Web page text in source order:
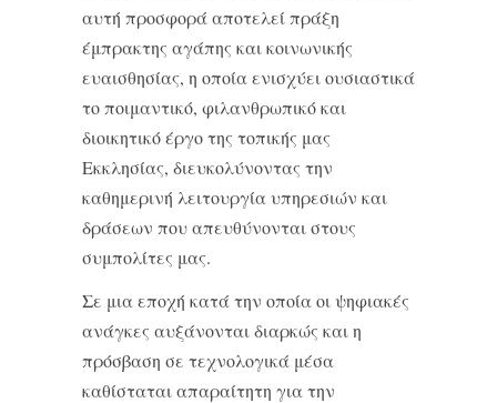
αυτή προσφορά αποτελεί πράξη
έμπρακτης αγάπης και κοινωνικής
ευαισθησίας, η οποία ενισχύει ουσιαστικά
το ποιμαντικό, φιλανθρωπικό και
διοικητικό έργο της τοπικής μας
Εκκλησίας, διευκολύνοντας την
καθημερινή λειτουργία υπηρεσιών και
δράσεων που απευθύνονται στους
συμπολίτες μας.
Σε μια εποχή κατά την οποία οι ψηφιακές
ανάγκες αυξάνονται διαρκώς και η
πρόσβαση σε τεχνολογικά μέσα
καθίσταται απαραίτητη για την